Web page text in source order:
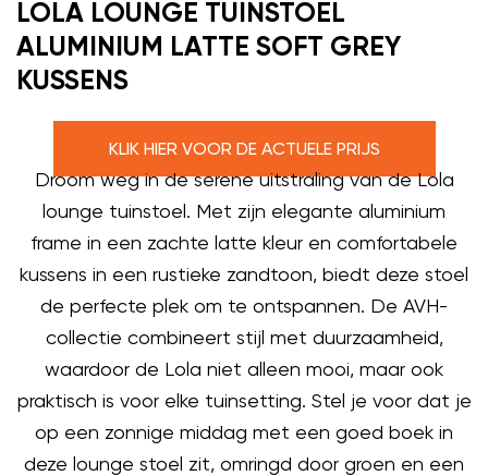
LOLA LOUNGE TUINSTOEL
ALUMINIUM LATTE SOFT GREY
KUSSENS
KLIK HIER VOOR DE ACTUELE PRIJS
Droom weg in de serene uitstraling van de Lola
lounge tuinstoel. Met zijn elegante aluminium
frame in een zachte latte kleur en comfortabele
kussens in een rustieke zandtoon, biedt deze stoel
de perfecte plek om te ontspannen. De AVH-
collectie combineert stijl met duurzaamheid,
waardoor de Lola niet alleen mooi, maar ook
praktisch is voor elke tuinsetting. Stel je voor dat je
op een zonnige middag met een goed boek in
deze lounge stoel zit, omringd door groen en een